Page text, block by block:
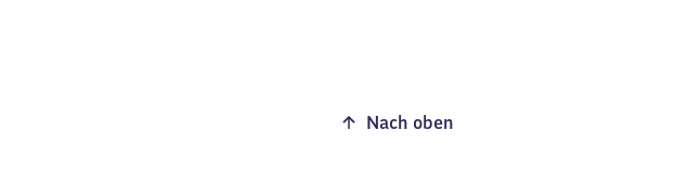
Nach oben